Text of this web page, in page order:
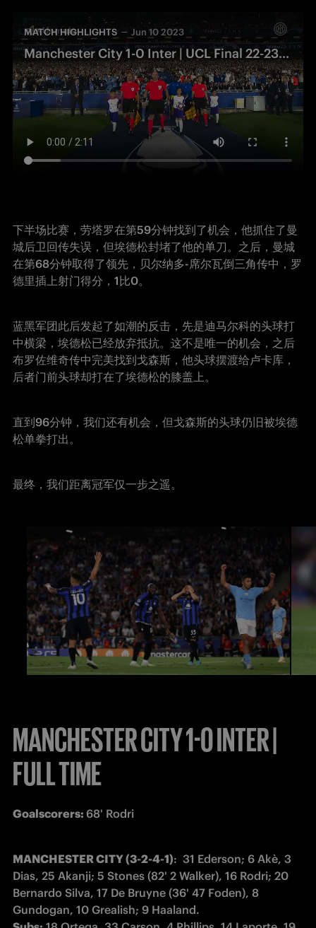
MATCH HIGHLIGHTS Jun 10 2023
Manchester City 1-0 Inter | UCL Final 22-23 | Highlights
下半场比赛，劳塔罗在第59分钟找到了机会，他抓住了曼
城后卫回传失误，但埃德松封堵了他的单刀。之后，曼城
在第68分钟取得了领先，贝尔纳多-席尔瓦倒三角传中，罗
德里插上射门得分，1比0。
蓝黑军团此后发起了如潮的反击，先是迪马尔科的头球打
中横梁，埃德松已经放弃抵抗。这不是唯一的机会，之后
布罗佐维奇传中完美找到戈森斯，他头球摆渡给卢卡库，
后者门前头球却打在了埃德松的膝盖上。
直到96分钟，我们还有机会，但戈森斯的头球仍旧被埃德
松单拳打出。
最终，我们距离冠军仅一步之遥。
MANCHESTER CITY 1-0 INTER |
FULL TIME
Goalscorers: 68' Rodri
MANCHESTER CITY (3-2-4-1):  31 Ederson; 6 Akè, 3
Dias, 25 Akanji; 5 Stones (82' 2 Walker), 16 Rodri; 20
Bernardo Silva, 17 De Bruyne (36' 47 Foden), 8